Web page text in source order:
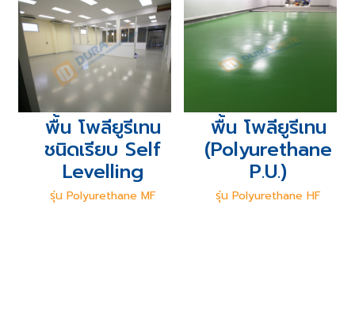
พื้น โพลียูรีเทน
ชนิดเรียบ Self
Levelling
รุ่น Polyurethane MF
พื้น โพลียูรีเทน
(Polyurethane
P.U.)
รุ่น Polyurethane HF